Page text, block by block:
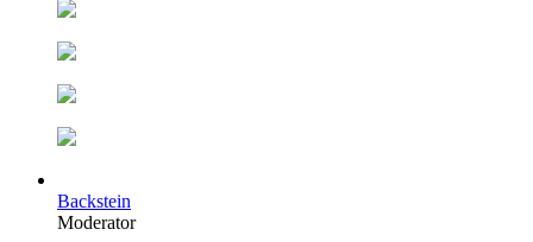
Backstein
Moderator